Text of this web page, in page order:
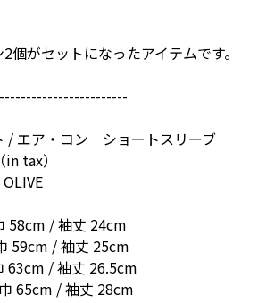
個がセットになったアイテムです。
エア・コン ショートスリーブ
tax）
58cm / 袖丈 24cm
59cm / 袖丈 25cm
63cm / 袖丈 26.5cm
65cm / 袖丈 28cm